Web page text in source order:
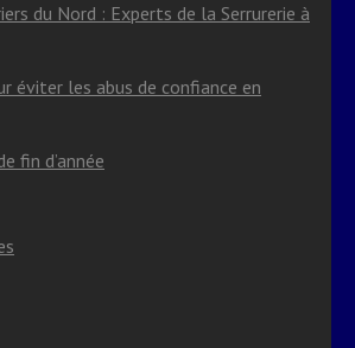
du Nord : Experts de la Serrurerie à
éviter les abus de confiance en
fin d’année